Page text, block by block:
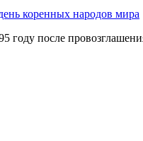
коренных народов мира
году после